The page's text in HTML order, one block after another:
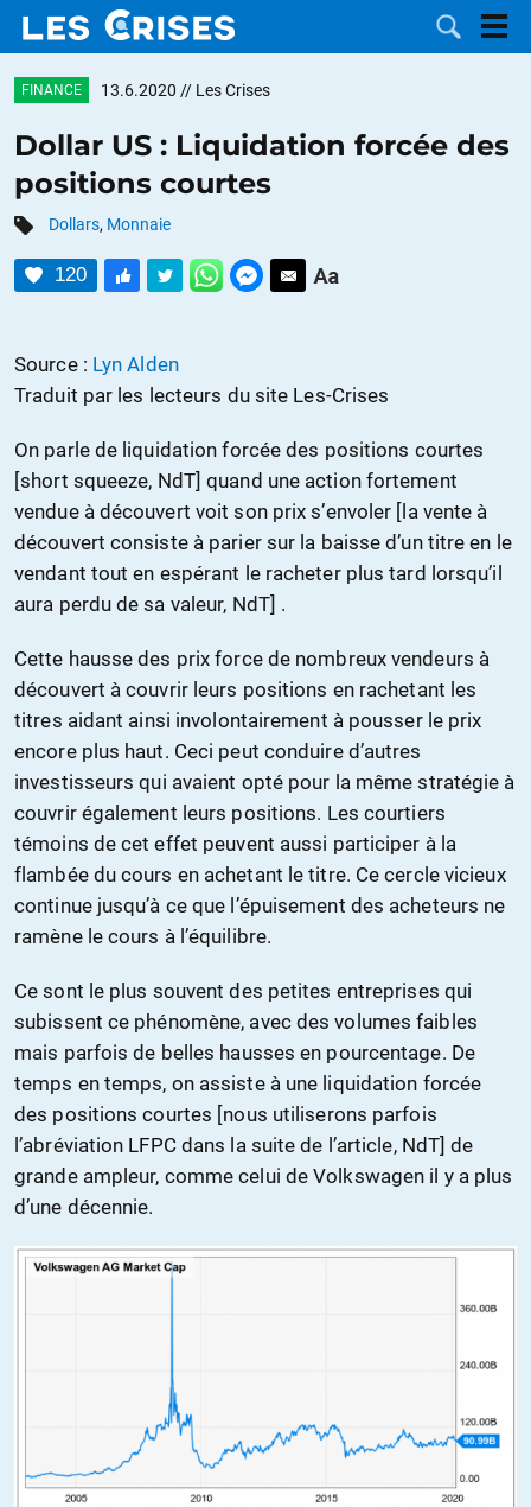
LES
DOSSIERS
CATÉGORIES
CONTACTER
FAIRE UN
FINANCE 13.6.2020 // Les Crises
Dollar US : Liquidation forcée des
positions courtes
Dollars, Monnaie
120
Source : Lyn Alden
Traduit par les lecteurs du site Les-Crises
On parle de liquidation forcée des positions courtes
[short squeeze, NdT] quand une action fortement
vendue à découvert voit son prix s’envoler [la vente à
découvert consiste à parier sur la baisse d’un titre en le
vendant tout en espérant le racheter plus tard lorsqu’il
aura perdu de sa valeur, NdT] .
Cette hausse des prix force de nombreux vendeurs à
découvert à couvrir leurs positions en rachetant les
titres aidant ainsi involontairement à pousser le prix
encore plus haut. Ceci peut conduire d’autres
investisseurs qui avaient opté pour la même stratégie à
couvrir également leurs positions. Les courtiers
témoins de cet effet peuvent aussi participer à la
flambée du cours en achetant le titre. Ce cercle vicieux
continue jusqu’à ce que l’épuisement des acheteurs ne
ramène le cours à l’équilibre.
Ce sont le plus souvent des petites entreprises qui
subissent ce phénomène, avec des volumes faibles
mais parfois de belles hausses en pourcentage. De
temps en temps, on assiste à une liquidation forcée
des positions courtes [nous utiliserons parfois
l’abréviation LFPC dans la suite de l’article, NdT] de
grande ampleur, comme celui de Volkswagen il y a plus
d’une décennie.